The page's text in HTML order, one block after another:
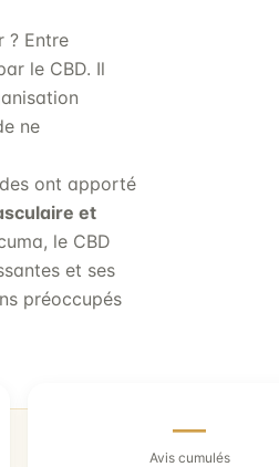
? Entre
le CBD. Il
ne
ont apporté
et
le CBD
et ses
préoccupés
—
Avis cumulés